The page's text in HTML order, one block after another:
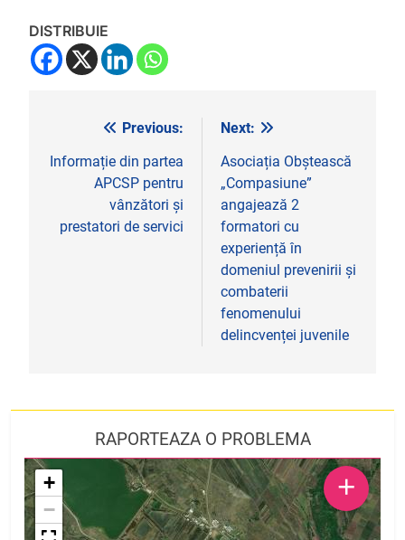
DISTRIBUIE
Navigare
în
articole
Previous:
Informație din partea
APCSP pentru
vânzători și
prestatori de servici
Next:
Asociația Obștească
„Compasiune”
angajează 2
formatori cu
experiență în
domeniul prevenirii și
combaterii
fenomenului
delincvenței juvenile
RAPORTEAZA O PROBLEMA
+
−
+